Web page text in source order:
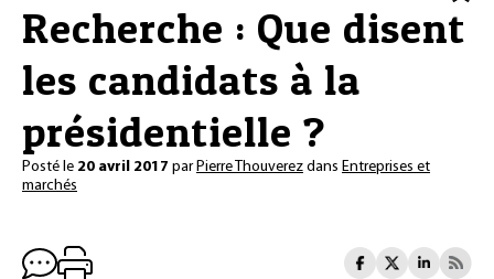
Recherche : Que disent
les candidats à la
présidentielle ?
Posté le 20 avril 2017 par Pierre Thouverez dans Entreprises et
marchés